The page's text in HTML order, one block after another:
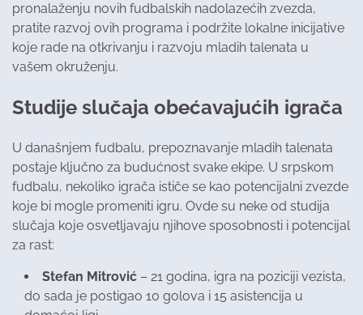
pronalaženju novih fudbalskih nadolazećih zvezda,
pratite razvoj ovih programa i podržite lokalne inicijative
koje rade na otkrivanju i razvoju mladih talenata u
vašem okruženju.
Studije slučaja obećavajućih igrača
U današnjem fudbalu, prepoznavanje mladih talenata
postaje ključno za budućnost svake ekipe. U srpskom
fudbalu, nekoliko igrača ističe se kao potencijalni zvezde
koje bi mogle promeniti igru. Ovde su neke od studija
slučaja koje osvetljavaju njihove sposobnosti i potencijal
za rast:
Stefan Mitrović – 21 godina, igra na poziciji vezista,
do sada je postigao 10 golova i 15 asistencija u